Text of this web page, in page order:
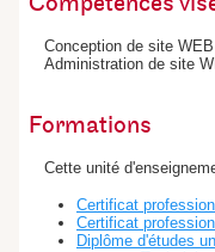
Conception de site
Administration de site
Formations
Cette unité
Certificat
Certificat
Diplôme d'études